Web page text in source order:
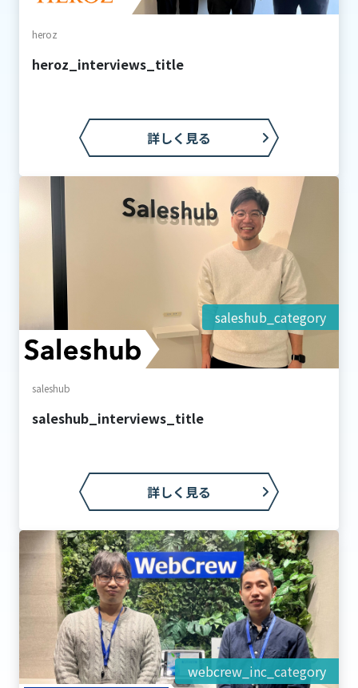
heroz
heroz_interviews_title
詳しく見る
saleshub_category
saleshub
saleshub_interviews_title
詳しく見る
webcrew_inc_category